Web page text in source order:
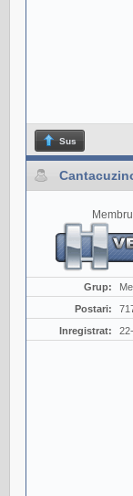
Sus
Grup:
Postari:
Inregistrat: